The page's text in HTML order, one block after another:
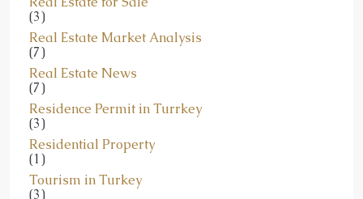
Real Estate for Sale
(3)
Real Estate Market Analysis
(7)
Real Estate News
(7)
Residence Permit in Turrkey
(3)
Residential Property
(1)
Tourism in Turkey